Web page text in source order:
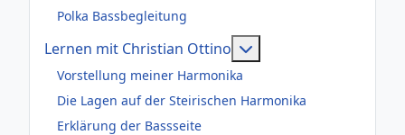
Polka Bassbegleitung
Lernen mit Christian Ottino
Vorstellung meiner Harmonika
Die Lagen auf der Steirischen Harmonika
Erklärung der Bassseite